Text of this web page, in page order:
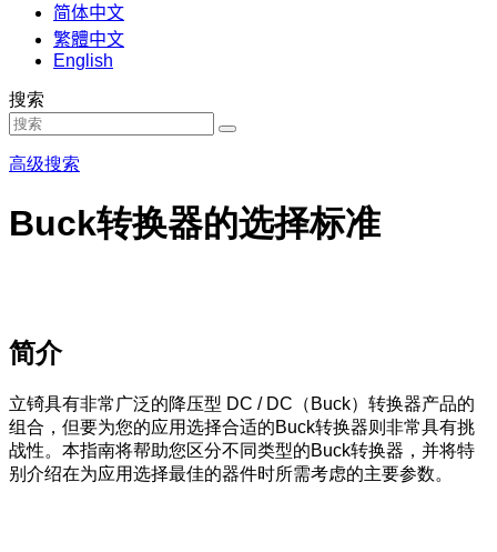
简体中文
繁體中文
English
搜索
高级搜索
Buck转换器的选择标准
简介
立锜具有非常广泛的降压型 DC / DC（Buck）转换器产品的
组合，但要为您的应用选择合适的Buck转换器则非常具有挑
战性。本指南将帮助您区分不同类型的Buck转换器，并将特
别介绍在为应用选择最佳的器件时所需考虑的主要参数。